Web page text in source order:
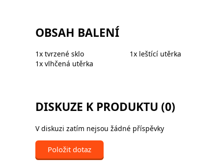
OBSAH BALENÍ
1x tvrzené sklo
1x vlhčená utěrka
1x leštící utěrka
DISKUZE K PRODUKTU (0)
V diskuzi zatím nejsou žádné příspěvky
Položit dotaz